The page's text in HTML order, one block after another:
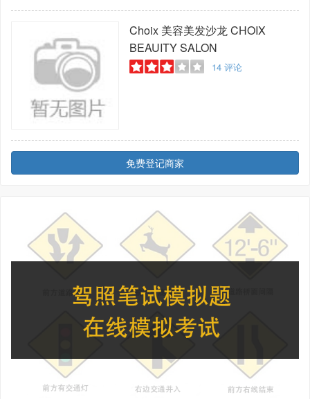
Choix 美容美发沙龙CHOIX
BEAUITY SALON
14评论
免费登记商家